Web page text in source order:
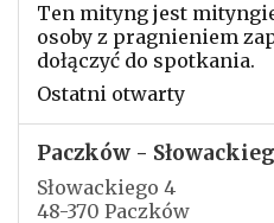
Ten mityng jest
osoby z pragnieniem
dołączyć do spotkania.
Ostatni otwarty
Paczków -
Słowackiego 4
48-370 Paczków